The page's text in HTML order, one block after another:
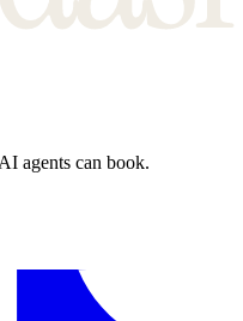
agents can book.